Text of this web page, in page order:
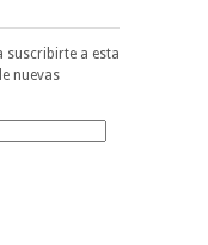
a esta
nuevas